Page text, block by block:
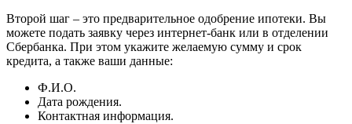
Второй шаг – это предварительное одобрение ипотеки. Вы
можете подать заявку через интернет-банк или в отделении
Сбербанка. При этом укажите желаемую сумму и срок
кредита, а также ваши данные:
Ф.И.О.
Дата рождения.
Контактная информация.